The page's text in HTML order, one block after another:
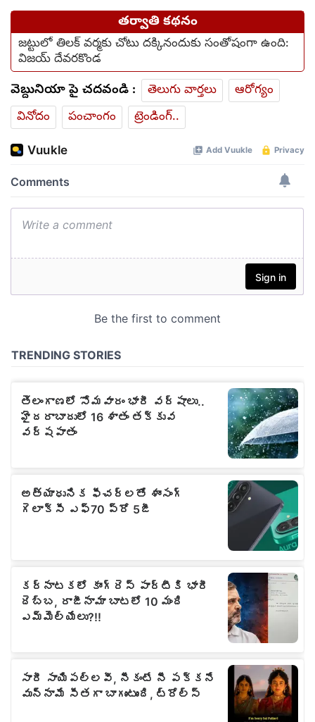
తర్వాతి కథనం
జట్టులో తిలక్ వర్మకు చోటు దక్కినందుకు సంతోషంగా ఉంది:
విజయ్ దేవరకొండ
వెబ్దునియా పై చదవండి : తెలుగు వార్తలు
ఆరోగ్యం
వినోదం
పంచాంగం ట్రెండింగ్..